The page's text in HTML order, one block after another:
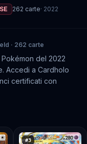
262 carte· 2022
· 262 carte
del 2022
Accedi a Cardholo
certificati con
#3